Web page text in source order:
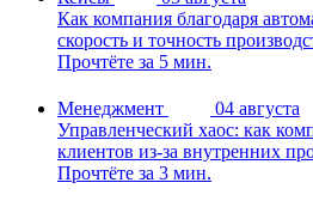
Как компания благодаря
скорость и точность
Прочтёте за 5 мин.
Менеджмент
04 августа
Управленческий хаос: как
клиентов из-за внутренних
Прочтёте за 3 мин.